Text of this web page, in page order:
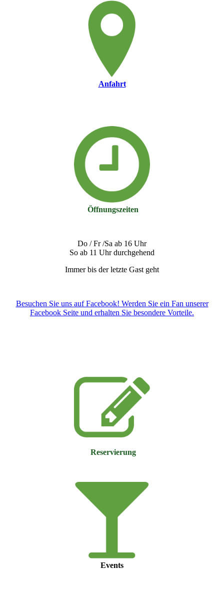
Anfahrt
Öffnungszeiten
Do / Fr /Sa ab 16 Uhr
So ab 11 Uhr durchgehend
Immer bis der letzte Gast geht
Besuchen Sie uns auf Facebook! Werden Sie ein Fan unserer
Facebook Seite und erhalten Sie besondere Vorteile.
Reservierung
Events